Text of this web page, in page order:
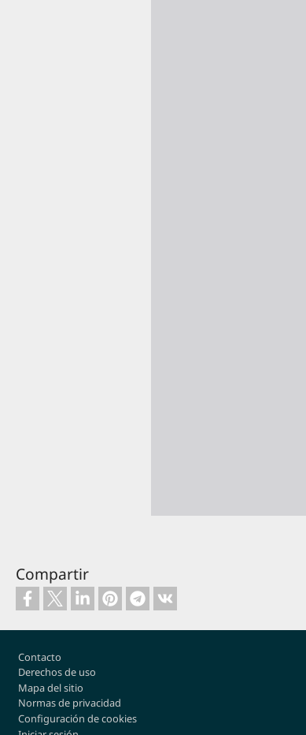
Compartir
Footer
Contacto
Derechos de uso
Mapa del sitio
Normas de privacidad
Configuración de cookies